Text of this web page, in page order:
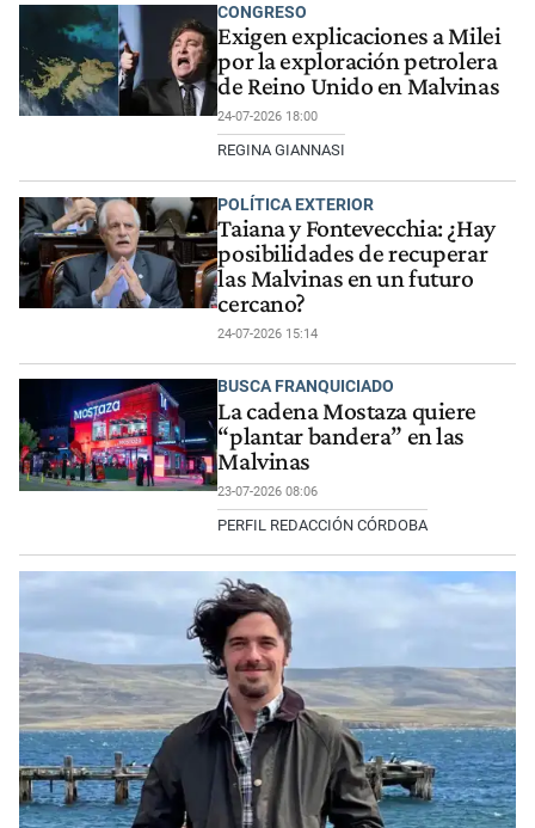
CONGRESO
Exigen explicaciones a Milei
por la exploración petrolera
de Reino Unido en Malvinas
24-07-2026 18:00
REGINA GIANNASI
POLÍTICA EXTERIOR
Taiana y Fontevecchia: ¿Hay
posibilidades de recuperar
las Malvinas en un futuro
cercano?
24-07-2026 15:14
BUSCA FRANQUICIADO
La cadena Mostaza quiere
“plantar bandera” en las
Malvinas
23-07-2026 08:06
PERFIL REDACCIÓN CÓRDOBA